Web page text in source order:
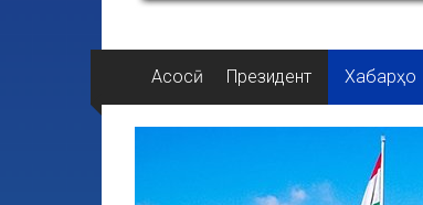
Асосӣ Президент Хабарҳо